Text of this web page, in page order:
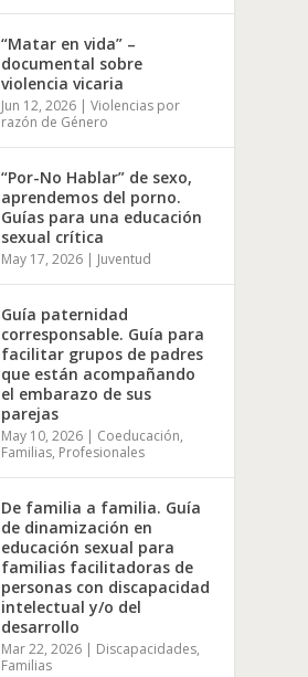
“Matar en vida” –
documental sobre
violencia vicaria
Jun 12, 2026 |Violencias por
razón de Género
“Por-No Hablar” de sexo,
aprendemos del porno.
Guías para una educación
sexual crítica
May 17, 2026 | Juventud
Guía paternidad
corresponsable. Guía para
facilitar grupos de padres
que están acompañando
el embarazo de sus
parejas
May 10, 2026 | Coeducación,
Familias, Profesionales
De familia a familia. Guía
de dinamización en
educación sexual para
familias facilitadoras de
personas con discapacidad
intelectual y/o del
desarrollo
Mar 22, 2026 | Discapacidades,
Familias